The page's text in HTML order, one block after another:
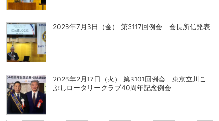
2026年7月3日（金） 第3117回例会 会長所信発表
2026年2月17日（火） 第3101回例会 東京立川こ
ぶしロータリークラブ40周年記念例会